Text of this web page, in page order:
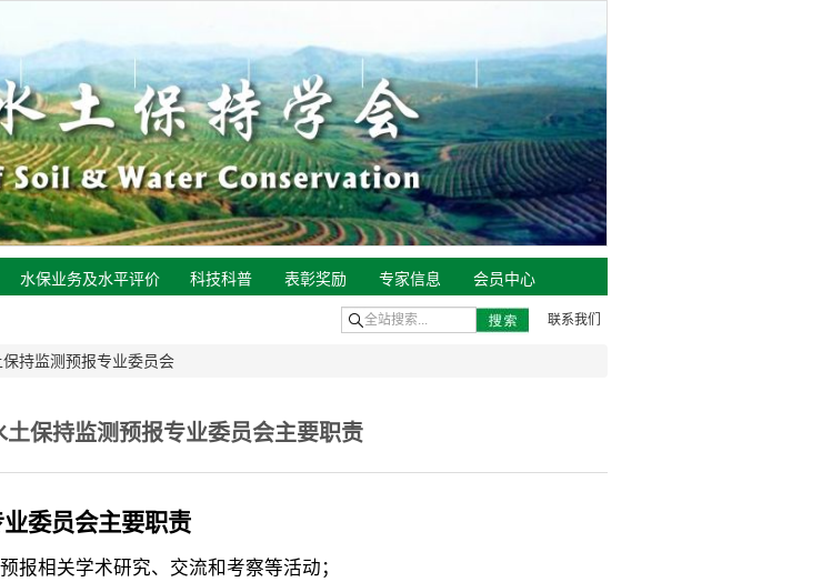
水保业务及水平评价 科技科普 表彰奖励 专家信息 会员中心
联系我们
保持监测预报专业委员会
土保持监测预报专业委员会主要职责
委员会主要职责
报相关学术研究、交流和考察等活动；